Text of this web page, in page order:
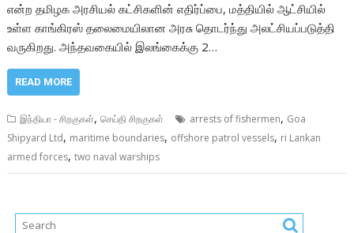
என்ற தமிழக அரசியல் கட்சிகளின் எதிர்ப்பை, மத்தியில் ஆட்சியில்
உள்ள காங்கிரஸ் தலைமையிலான அரசு தொடர்ந்து அலட்சியப்படுத்தி
வருகிறது. அந்தவகையில் இலங்கைக்கு 2…
READ MORE
இந்தியா - சிறகுகள்,செய்தி சிறகுகள் arrests of fishermen, Goa
Shipyard Ltd, maritime boundaries, offshore patrol vessels, ri Lankan
armed forces,two naval warships